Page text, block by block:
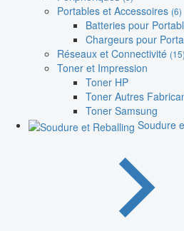
Portables et Accessoires (6)
Batteries pour
Chargeurs pour
Réseaux et Connectivité (15)
Toner et Impression
Toner HP
Toner Autres
Toner Samsung
Soudure